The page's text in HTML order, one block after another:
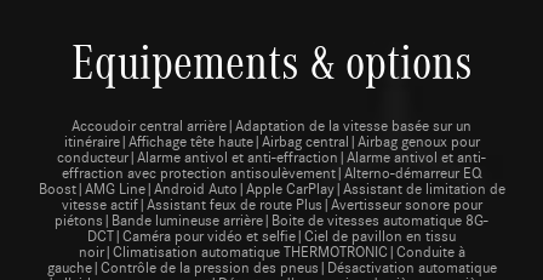
Equipements & options
Accoudoir central arrière|Adaptation de la vitesse basée sur un
itinéraire|Affichage tête haute|Airbag central|Airbag genoux pour
conducteur|Alarme antivol et anti-effraction|Alarme antivol et anti-
effraction avec protection antisoulèvement|Alterno-démarreur EQ
Boost|AMG Line|Android Auto|Apple CarPlay|Assistant de limitation de
vitesse actif|Assistant feux de route Plus|Avertisseur sonore pour
piétons|Bande lumineuse arrière|Boite de vitesses automatique 8G-
DCT|Caméra pour vidéo et selfie|Ciel de pavillon en tissu
noir|Climatisation automatique THERMOTRONIC|Conduite à
gauche|Contrôle de la pression des pneus|Désactivation automatique